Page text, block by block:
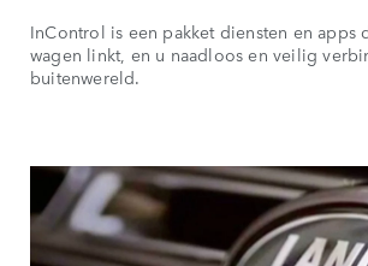
InControl is een pakket diensten en apps
wagen linkt, en u naadloos en veilig
buitenwereld.